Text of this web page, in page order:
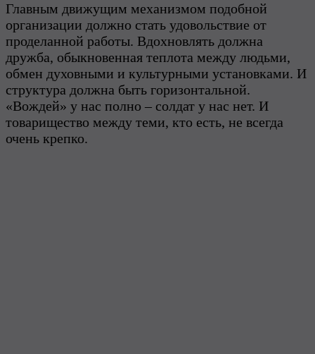
Главным движущим механизмом подобной
организации должно стать удовольствие от
проделанной работы. Вдохновлять должна
дружба, обыкновенная теплота между людьми,
обмен духовными и культурными установками. И
структура должна быть горизонтальной.
«Вождей» у нас полно – солдат у нас нет. И
товарищество между теми, кто есть, не всегда
очень крепко.